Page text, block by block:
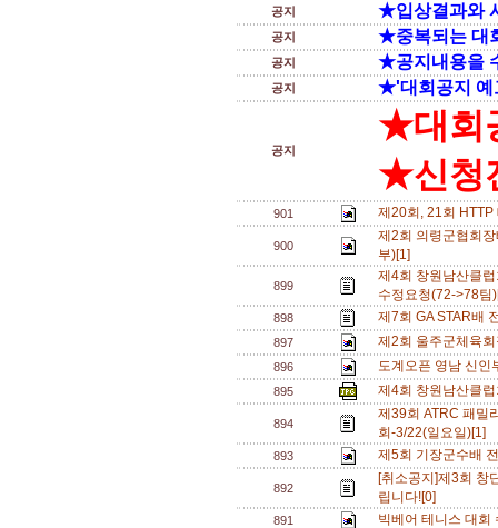
공지 ★입상결과와
공지 ★중복되는 대
공지 ★공지내용을
공지 ★'대회공지 예
공지
★대회
★신청
901 제20회, 21회
900
제2회 의령군협회
부)[1]
899
제4회 창원남산클
수정요청(72->78
898 제7회 GA STAR배
897 제2회 울주군체육
896 도계오픈 영남 신
895 제4회 창원남산클
894
제39회 ATRC 패밀
회-3/22(일요일)[1]
893 제5회 기장군수배
892
[취소공지]제3회 창
립니다![0]
891 빅베어 테니스 대